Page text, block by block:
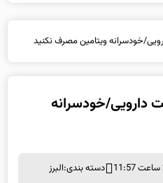
خودسرانه ویتامین مصرف نکنید
دارویی/خودسرانه
دسته بندی:البرز